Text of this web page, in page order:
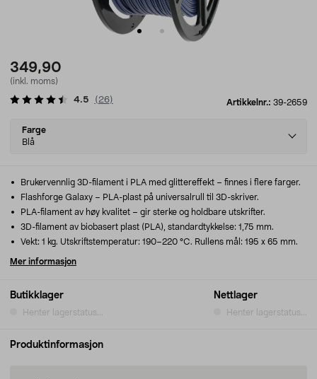
349,90
(inkl. moms)
Artikkelnr.: 39-2659
4.5 ( 26)
Select
variant
Farge
Blå
Butikklager
Henter lagerstatus...
Nettlager
Henter lagerstatus...
Brukervennlig 3D-filament i PLA med glittereffekt – finnes i flere farger.
Flashforge Galaxy – PLA-plast på universalrull til 3D-skriver.
PLA-filament av høy kvalitet – gir sterke og holdbare utskrifter.
3D-filament av biobasert plast (PLA), standardtykkelse: 1,75 mm.
Vekt: 1 kg. Utskriftstemperatur: 190–220 °C. Rullens mål: 195 x 65 mm.
Mer informasjon
Produktinformasjon